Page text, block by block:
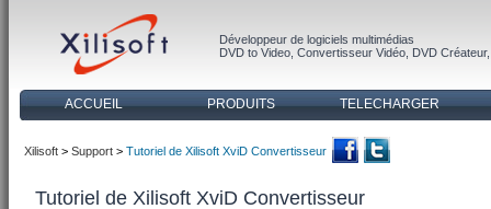
Développeur de logiciels multimédias
DVD to Video Convertisseur Vidéo DVD Créateur
ACCUEIL PRODUITS TELECHARGER
Xilisoft > Support > Tutoriel de Xilisoft XviD Convertisseur
Tutoriel de Xilisoft XviD Convertisseur